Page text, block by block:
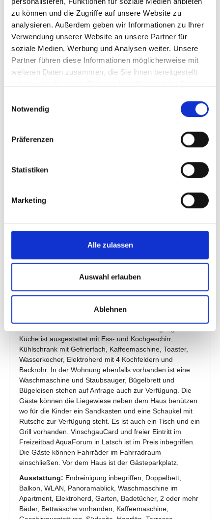
zu können und die Zugriffe auf unsere Website zu
analysieren. Außerdem geben wir Informationen zu Ihrer
Verwendung unserer Website an unsere Partner für
soziale Medien, Werbung und Analysen weiter. Unsere
Partner führen diese Informationen möglicherweise mit
weiteren Daten zusammen, die Sie ihnen bereitgestellt
Notwendig
Präferenzen
Statistiken
Marketing
Alle zulassen
Auswahl erlauben
Ablehnen